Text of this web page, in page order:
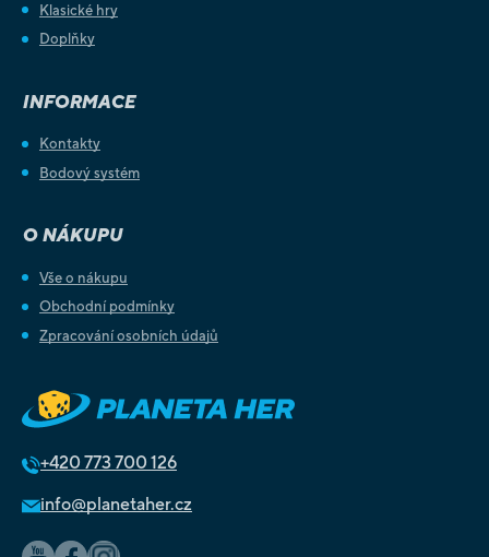
Klasické hry
Doplňky
INFORMACE
Kontakty
Bodový systém
O NÁKUPU
Vše o nákupu
Obchodní podmínky
Zpracování osobních údajů
+420 773 700 126
info@planetaher.cz